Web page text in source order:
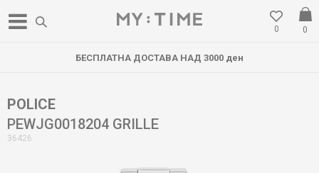
0
0
БЕСПЛАТНА ДОСТАВА НАД 3000 ден
POLICE
PEWJG0018204 GRILLE
36426